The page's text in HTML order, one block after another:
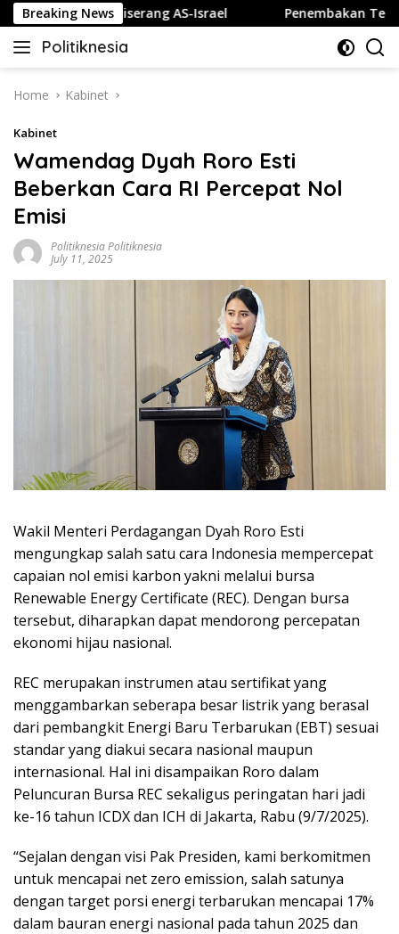
Skip
to
content
Breaking News
Gulita jika Diserang AS-Israel Penembakan Terjadi
Politiknesia
Politiknesia.com
Home Kabinet
Kabinet
Wamendag Dyah Roro Esti
Beberkan Cara RI Percepat Nol
Emisi
Politiknesia Politiknesia
July 11, 2025
Wakil Menteri Perdagangan Dyah Roro Esti
mengungkap salah satu cara Indonesia mempercepat
capaian nol emisi karbon yakni melalui bursa
Renewable Energy Certificate (REC). Dengan bursa
tersebut, diharapkan dapat mendorong percepatan
ekonomi hijau nasional.
REC merupakan instrumen atau sertifikat yang
menggambarkan seberapa besar listrik yang berasal
dari pembangkit Energi Baru Terbarukan (EBT) sesuai
standar yang diakui secara nasional maupun
internasional. Hal ini disampaikan Roro dalam
Peluncuran Bursa REC sekaligus peringatan hari jadi
ke-16 tahun ICDX dan ICH di Jakarta, Rabu (9/7/2025).
“Sejalan dengan visi Pak Presiden, kami berkomitmen
untuk mencapai net zero emission, salah satunya
dengan target porsi energi terbarukan mencapai 17%
dalam bauran energi nasional pada tahun 2025 dan